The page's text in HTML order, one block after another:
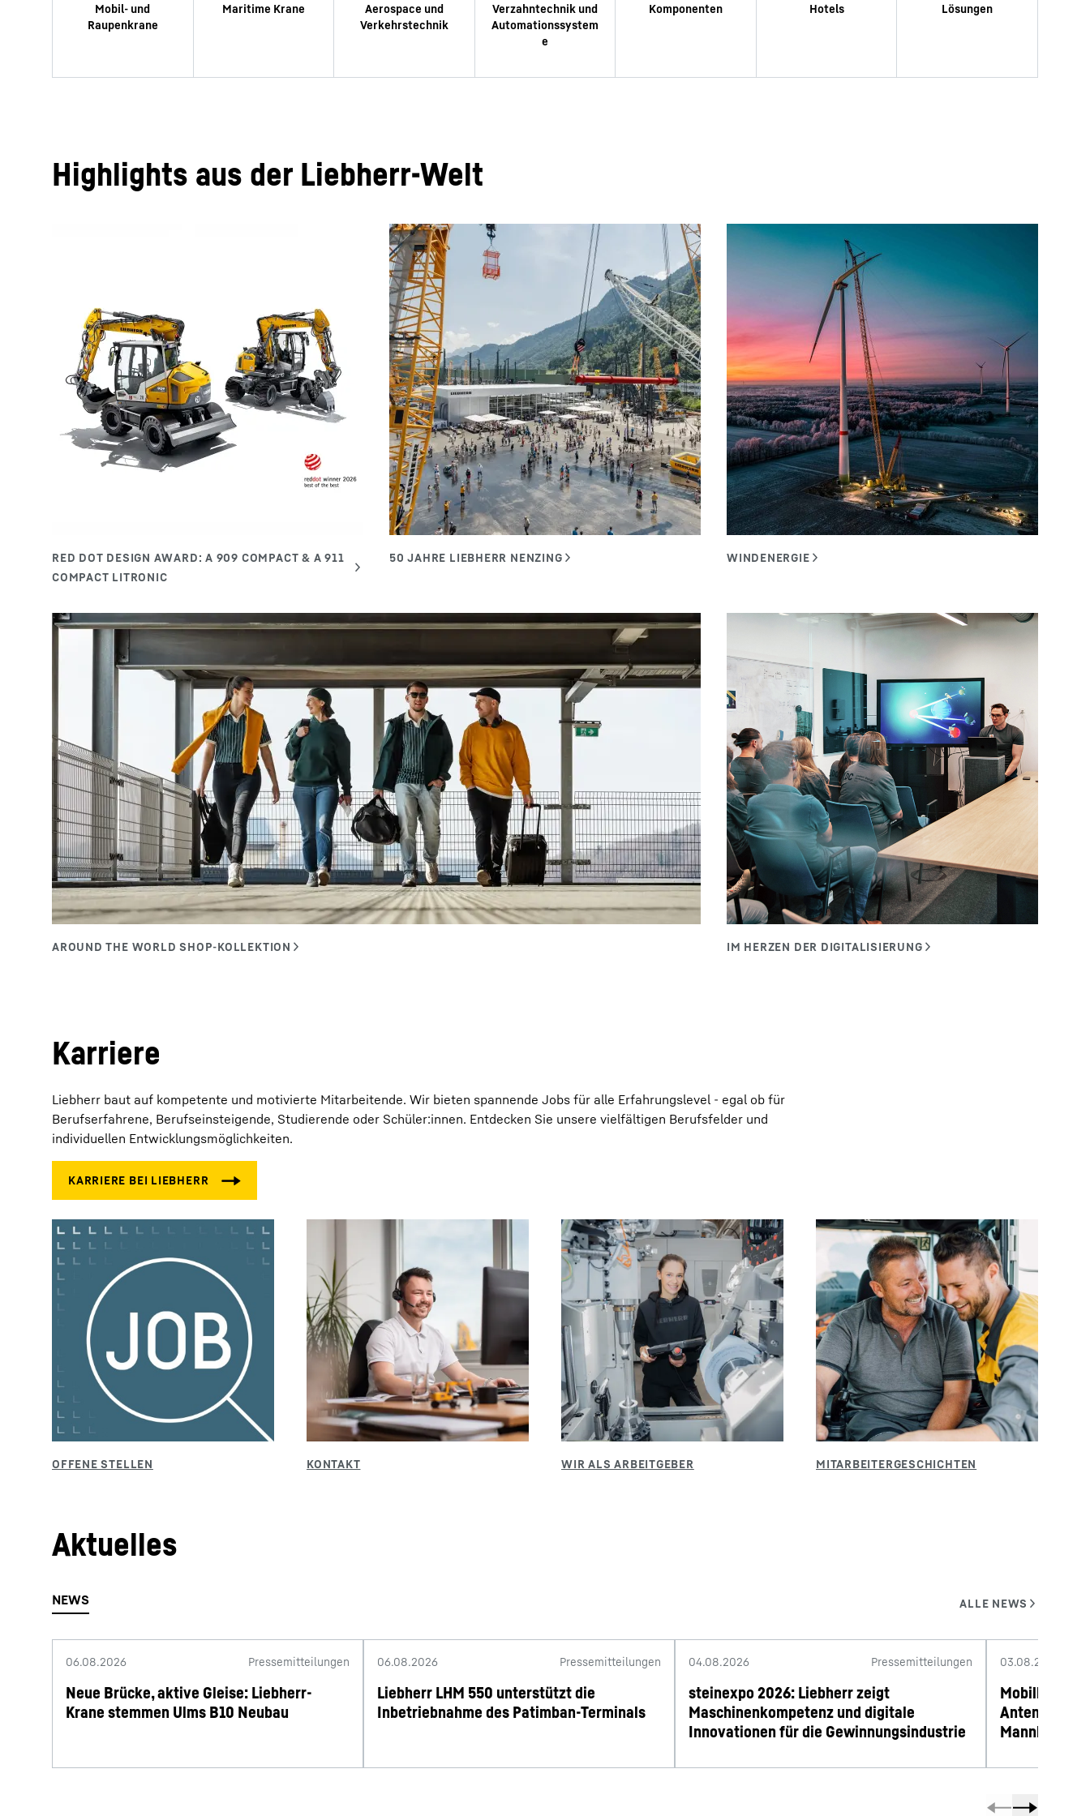
Highlights aus der Liebherr-Welt
Karriere
Liebherr baut auf kompetente und motivierte Mitarbeitende. Wir bieten spannende Jobs für alle Erfahrungslevel - egal ob für
Berufserfahrene, Berufseinsteigende, Studierende oder Schüler:innen. Entdecken Sie unsere vielfältigen Berufsfelder und
individuellen Entwicklungsmöglichkeiten.
Aktuelles
06.08.2026 Pressemitteilungen
Neue Brücke, aktive Gleise: Liebherr-
Krane stemmen Ulms B10 Neubau
06.08.2026 Pressemitteilungen
Liebherr LHM 550 unterstützt die
Inbetriebnahme des Patimban-Terminals
04.08.2026 Pressemitteilungen
steinexpo 2026: Liebherr zeigt
Maschinenkompetenz und digitale
Innovationen für die Gewinnungsindustrie
03.08.2026
Mannheims